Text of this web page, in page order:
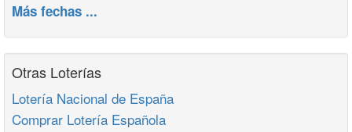
Más fechas ...
Otras Loterías
Lotería Nacional de España
Comprar Lotería Española